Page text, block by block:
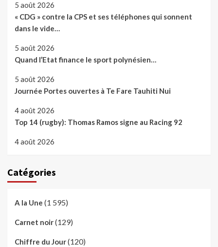
5 août 2026
« CDG » contre la CPS et ses téléphones qui sonnent
dans le vide…
5 août 2026
Quand l’Etat finance le sport polynésien…
5 août 2026
Journée Portes ouvertes à Te Fare Tauhiti Nui
4 août 2026
Top 14 (rugby): Thomas Ramos signe au Racing 92
4 août 2026
Catégories
A la Une (1 595)
Carnet noir(129)
Chiffre du Jour(120)